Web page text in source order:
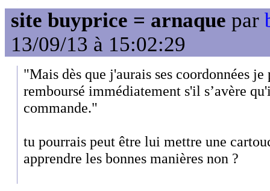
site buyprice = arnaque par
13/09/13 à 15:02:29
"Mais dès que j'aurais ses coordonnées
remboursé immédiatement s'il s’avère
commande."
tu pourrais peut être lui mettre une
apprendre les bonnes manières non ?